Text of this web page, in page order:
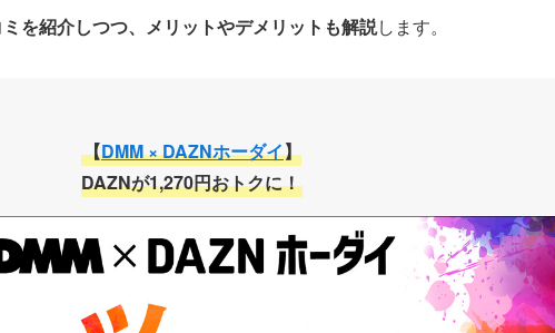
を紹介しつつ、メリットやデメリットも解説します。
【DMM × DAZNホーダイ】
DAZNが1,270円おトクに！